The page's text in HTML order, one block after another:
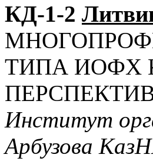
КД-1-2
ТИПА ИОФХ
Институт
Арбузова